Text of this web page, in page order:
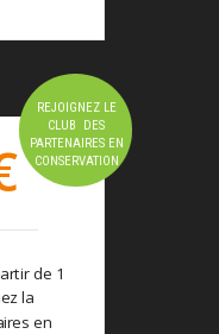
de 1
la
en
REJOIGNEZ LE
CLUB DES
PARTENAIRES EN
CONSERVATION